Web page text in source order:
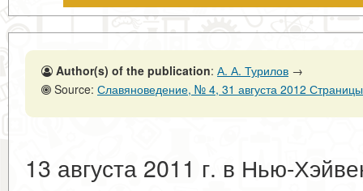
Author(s) of the publication: А. А. Турилов →
Source: Славяноведение, № 4, 31 августа 2012
13 августа 2011 г. в Нью-